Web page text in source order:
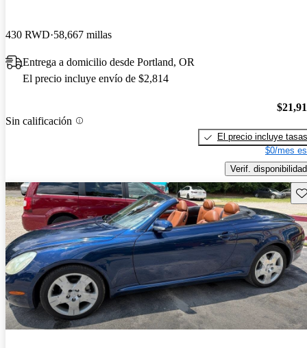
430 RWD 58,667 millas
Entrega a domicilio desde Portland, OR
El precio incluye envío de $2,814
Sin calificación
El precio incluye tasas
$0/mes
Verif. disponibilidad